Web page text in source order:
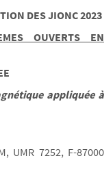
DES JIONC 2023
OUVERTS EN
appliquée à
UMR 7252, F-87000